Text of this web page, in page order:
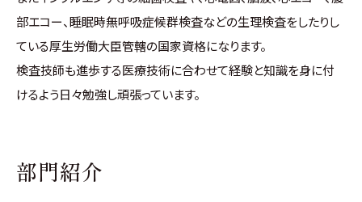
部エコー、睡眠時無呼吸症候群検査などの生理検査をしたりし
ている厚生労働大臣管轄の国家資格になります。
検査技師も進歩する医療技術に合わせて経験と知識を身に付
けるよう日々勉強し頑張っています。
部門紹介